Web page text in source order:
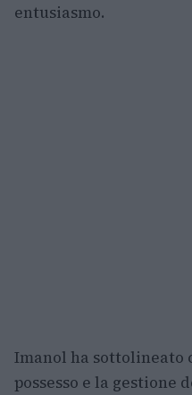
entusiasmo.
Imanol ha sottolineato
possesso e la gestione